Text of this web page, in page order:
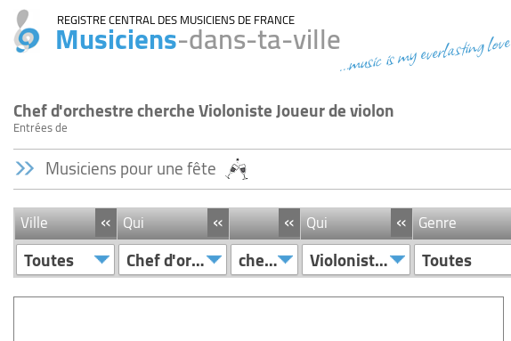
REGISTRE CENTRAL DES MUSICIENS DE FRANCE
Musiciens-dans-ta-ville...music is my everlasting love
Chef d'orchestre cherche Violoniste Joueur de violon
Entréesde
Musiciens pour une fête
Ville « Qui « « Qui « Genre
Toutes Chef d'orchestre cherche Violoniste/Joueur de violon Toutes